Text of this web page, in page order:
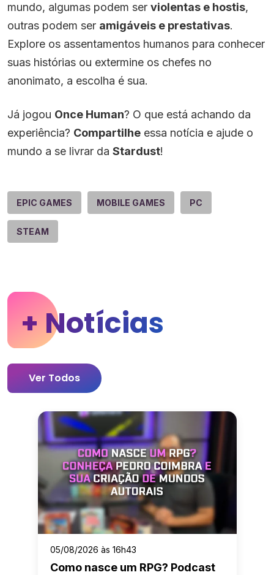
mundo, algumas podem ser violentas e hostis,
outras podem ser amigáveis e prestativas.
Explore os assentamentos humanos para conhecer
suas histórias ou extermine os chefes no
anonimato, a escolha é sua.
Já jogou Once Human? O que está achando da
experiência? Compartilhe essa notícia e ajude o
mundo a se livrar da Stardust!
EPIC GAMES MOBILE GAMES PC
STEAM
+ Notícias
Ver Todos
05/08/2026 às 16h43
Como nasce um RPG? Podcast